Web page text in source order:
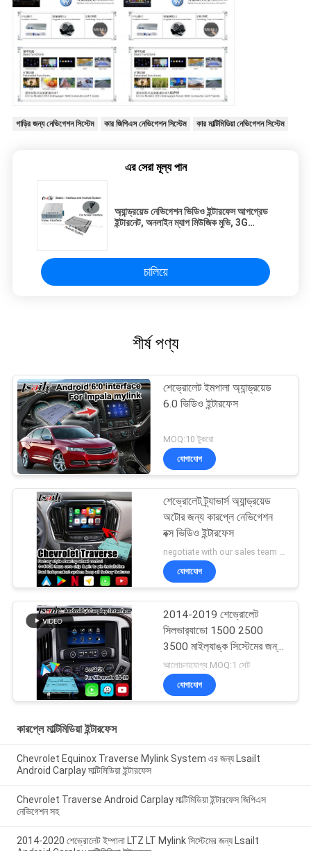
গাড়ির জন্য নেভিগেশন সিস্টেম কার জিপিএস নেভিগেশন সিস্টেম কার মাল্টিমিডিয়া নেভিগেশন সিস্টেম
এর সেরা মূল্য পান
অ্যান্ড্রয়েড নেভিগেশন ভিডিও ইন্টারফেস আপগ্রেড
ইন্টারনেট, অনলাইন ম্যাপ মিউজিক মুভি, 3G
চালিয়ে
শীর্ষ পণ্য
শেভ্রোলেট ইমপালা অ্যান্ড্রয়েড
6.0 ভিডিও ইন্টারফেস
MOQ:10 টুকরো
যোগাযোগ
শেভ্রোলেট ট্র্যাভার্স অ্যান্ড্রয়েড
অটোর জন্য কারপ্লে নেভিগেশন
বক্স ভিডিও ইন্টারফেস
negotiate with our sales team MOQ:10 টুকরো
যোগাযোগ
2014-2019 শেভ্রোলেট
সিলভার‍্যাডো 1500 2500
3500 মাইল‍্যাঙ্ক সিস্টেমের জন্য
Lsailt অ্যান্ড্রয়েড নেভিগেশন
মাল্টিমিডিয়া ইন্টারফেস
আলোচনাযোগ্য MOQ:1 সেট
যোগাযোগ
কারপ্লে মাল্টিমিডিয়া ইন্টারফেস
Chevrolet Equinox Traverse Mylink System এর জন্য Lsailt
Android Carplay মাল্টিমিডিয়া ইন্টারফেস
Chevrolet Traverse Android Carplay মাল্টিমিডিয়া ইন্টারফেস জিপিএস
নেভিগেশন সহ
2014-2020 শেভ্রোলেট ইম্পালা LTZ LT Mylink সিস্টেমের জন্য Lsailt